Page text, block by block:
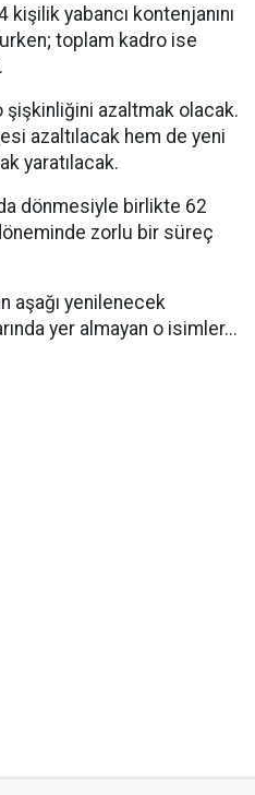
yabancı kontenjanını
toplam kadro ise
şişkinliğini azaltmak olacak.
azaltılacak hem de yeni
yaratılacak.
dönmesiyle birlikte 62
döneminde zorlu bir süreç
aşağı yenilenecek
yer almayan o isimler...